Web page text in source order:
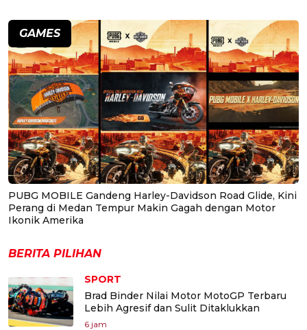
GAMES
PUBG MOBILE Gandeng Harley-Davidson Road Glide, Kini
Perang di Medan Tempur Makin Gagah dengan Motor
Ikonik Amerika
BERITA PILIHAN
SPORT
Brad Binder Nilai Motor MotoGP Terbaru
Lebih Agresif dan Sulit Ditaklukkan
6 jam